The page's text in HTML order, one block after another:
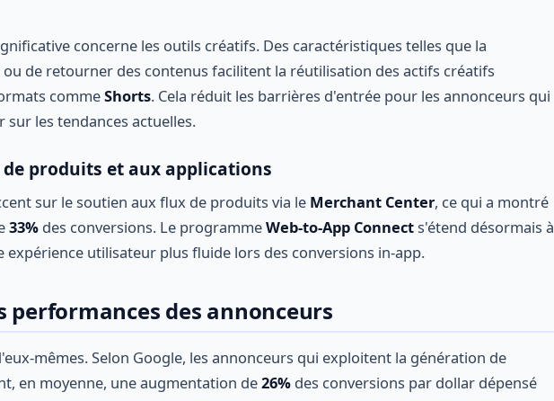
concerne les outils créatifs. Des caractéristiques telles que la
de retourner des contenus facilitent la réutilisation des actifs créatifs
commeShorts. Cela réduit les barrières d'entrée pour les annonceurs qui
les tendances actuelles.
produits et aux applications
sur le soutien aux flux de produits via le Merchant Center, ce qui a montré
33% des conversions. Le programmeWeb-to-App Connects'étend désormais à
expérience utilisateur plus fluide lors des conversions in-app.
performances des annonceurs
mêmes. Selon Google, les annonceurs qui exploitent la génération de
en moyenne, une augmentation de26% des conversions par dollar dépensé